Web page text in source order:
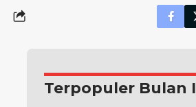
Terpopuler Bulan